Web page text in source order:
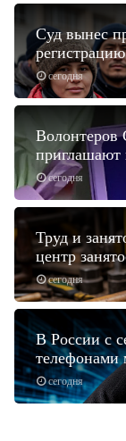
сегодня
Суд вынес
сегодня
Волонтеров
приглашают
сегодня
Труд и
центр
сегодня
В России с
телефонами